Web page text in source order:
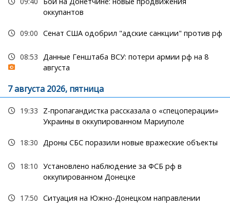
оккупантов
09:00 Сенат США одобрил "адские санкции" против рф
08:53 Данные Генштаба ВСУ: потери армии рф на 8
августа
7 августа 2026, пятница
19:33
Z-пропагандистка рассказала о «спецоперации»
Украины в оккупированном Мариуполе
18:30 Дроны СБС поразили новые вражеские объекты
18:10 Установлено наблюдение за ФСБ рф в
оккупированном Донецке
17:50 Ситуация на Южно-Донецком направлении